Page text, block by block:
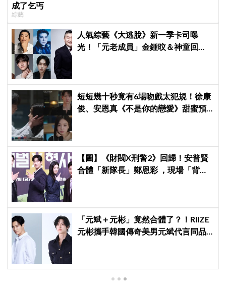
成了乞丐
綜藝
人氣綜藝《大逃脫》新一季卡司曝
光！「元老成員」金鍾旼＆神童回
短短幾十秒竟有6場吻戲太犯規！徐康
俊、安恩真《不是你的戀愛》甜蜜預
【圖】《財閥X刑警2》回歸！安普賢
合體「新隊長」鄭恩彩 ，現場「背靠
「元斌＋元彬」竟然合體了？！RIIZE
元彬攜手韓國傳奇美男元斌代言同品